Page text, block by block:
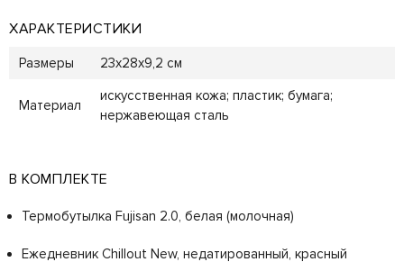
ХАРАКТЕРИСТИКИ
Размеры 23х28х9,2 см
Материал
искусственная кожа; пластик; бумага;
нержавеющая сталь
В КОМПЛЕКТЕ
Термобутылка Fujisan 2.0, белая (молочная)
Ежедневник Chillout New, недатированный, красный